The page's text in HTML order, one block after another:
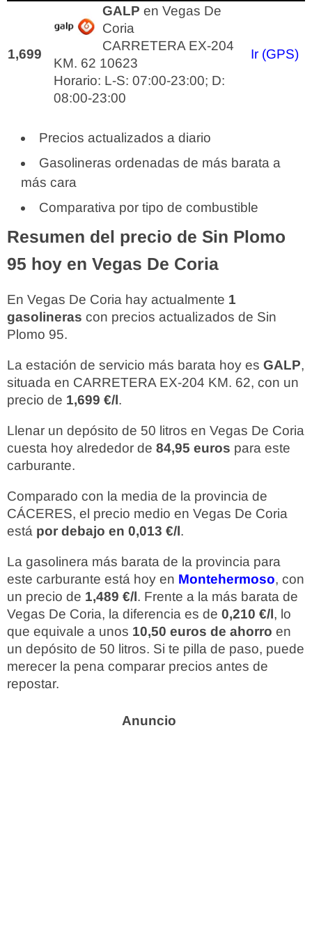
1,699
GALP en Vegas De
Coria
CARRETERA EX-204
KM. 62 10623
Horario: L-S: 07:00-23:00; D:
08:00-23:00
Ir (GPS)
Precios actualizados a diario
Gasolineras ordenadas de más barata a
más cara
Comparativa por tipo de combustible
Resumen del precio de Sin Plomo
95 hoy en Vegas De Coria
En Vegas De Coria hay actualmente 1
gasolineras con precios actualizados de Sin
Plomo 95.
La estación de servicio más barata hoy es GALP,
situada en CARRETERA EX-204 KM. 62, con un
precio de 1,699 €/l.
Llenar un depósito de 50 litros en Vegas De Coria
cuesta hoy alrededor de 84,95 euros para este
carburante.
Comparado con la media de la provincia de
CÁCERES, el precio medio en Vegas De Coria
está por debajo en 0,013 €/l.
La gasolinera más barata de la provincia para
este carburante está hoy en Montehermoso, con
un precio de 1,489 €/l. Frente a la más barata de
Vegas De Coria, la diferencia es de 0,210 €/l, lo
que equivale a unos 10,50 euros de ahorro en
un depósito de 50 litros. Si te pilla de paso, puede
merecer la pena comparar precios antes de
repostar.